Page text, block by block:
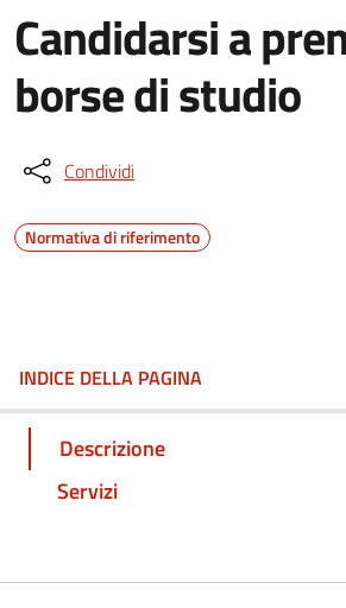
Candidarsi a
borse di studio
Condividi
Normativa di riferimento
INDICE DELLA PAGINA
Descrizione
Servizi